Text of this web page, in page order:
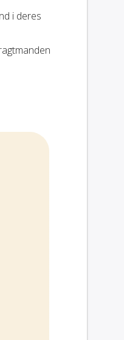
i deres